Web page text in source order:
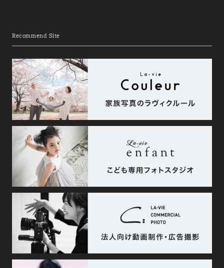
Recommend Site